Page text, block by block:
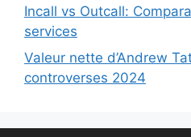
Incall vs Outcall:
services
Valeur nette d’Andrew
controverses 2024